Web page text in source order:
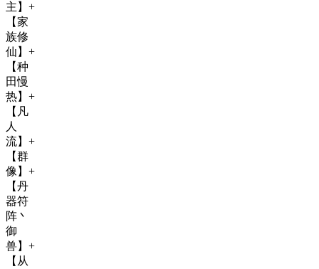
主】+
【家
族修
仙】+
【种
田慢
热】+
【凡
人
流】+
【群
像】+
【丹
器符
阵丶
御
兽】+
【从